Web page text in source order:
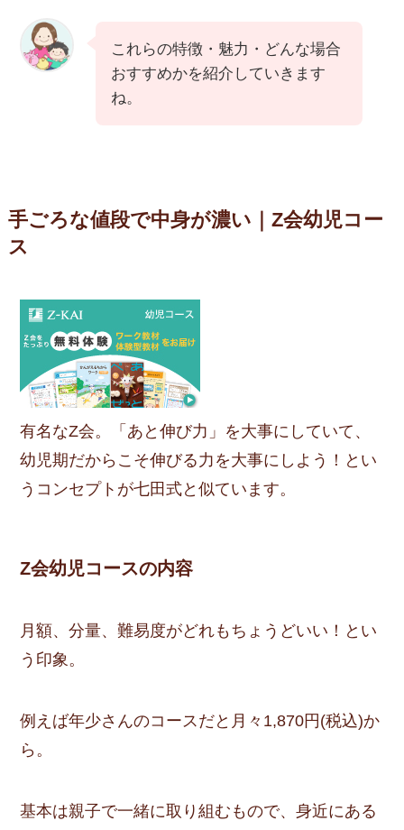
これらの特徴・魅力・どんな場合
おすすめかを紹介していきます
ね。
手ごろな値段で中身が濃い｜Z会幼児コー
ス
有名なZ会。「あと伸び力」を大事にしていて、
幼児期だからこそ伸びる力を大事にしよう！とい
うコンセプトが七田式と似ています。
Z会幼児コースの内容
月額、分量、難易度がどれもちょうどいい！とい
う印象。
例えば年少さんのコースだと月々1,870円(税込)か
ら。
基本は親子で一緒に取り組むもので、身近にある